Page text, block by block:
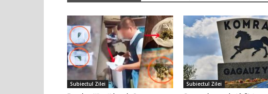
Subiectul Zilei Subiectul Zilei